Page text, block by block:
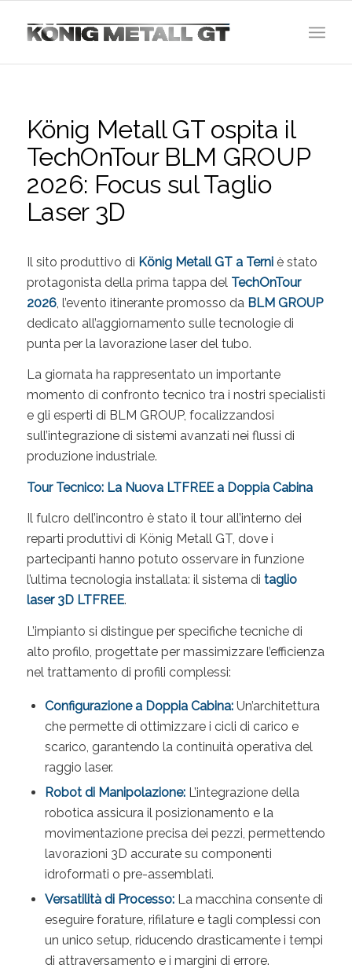
König Metall GT ospita il
TechOnTour BLM GROUP
2026: Focus sul Taglio
Laser 3D
Il sito produttivo di König Metall GT a Terniè stato
protagonista della prima tappa del TechOnTour
2026, l’evento itinerante promosso da BLM GROUP
dedicato all’aggiornamento sulle tecnologie di
punta per la lavorazione laser del tubo.
La giornata ha rappresentato un importante
momento di confronto tecnico tra i nostri specialisti
e gli esperti di BLM GROUP, focalizzandosi
sull’integrazione di sistemi avanzati nei flussi di
produzione industriale.
Tour Tecnico: La Nuova LTFREE a Doppia Cabina
Il fulcro dell’incontro è stato il tour all’interno dei
reparti produttivi di König Metall GT, dove i
partecipanti hanno potuto osservare in funzione
l’ultima tecnologia installata: il sistema di taglio
laser 3D LTFREE.
L’impianto si distingue per specifiche tecniche di
alto profilo, progettate per massimizzare l’efficienza
nel trattamento di profili complessi:
Configurazione a Doppia Cabina:Un’architettura
che permette di ottimizzare i cicli di carico e
scarico, garantendo la continuità operativa del
raggio laser.
Robot di Manipolazione:L’integrazione della
robotica assicura il posizionamento e la
movimentazione precisa dei pezzi, permettendo
lavorazioni 3D accurate su componenti
idroformati o pre-assemblati.
Versatilità di Processo:La macchina consente di
eseguire forature, rifilature e tagli complessi con
un unico setup, riducendo drasticamente i tempi
di attraversamento e i margini di errore.